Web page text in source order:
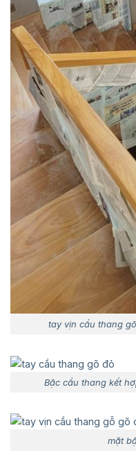
tay vịn cầu thang
Bậc cầu thang kết
mặt